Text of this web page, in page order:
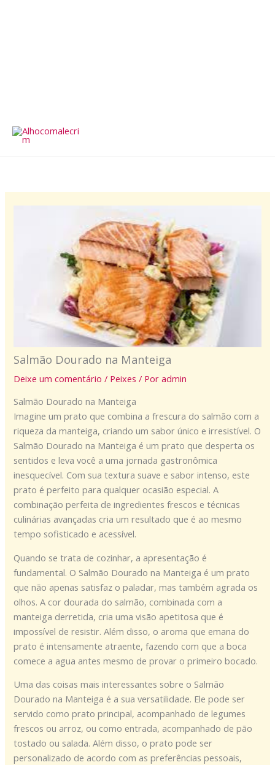
Salmão Dourado na Manteiga
Deixe um comentário / Peixes / Poradmin
Salmão Dourado na Manteiga
Imagine um prato que combina a frescura do salmão com a
riqueza da manteiga, criando um sabor único e irresistível. O
Salmão Dourado na Manteiga é um prato que desperta os
sentidos e leva você a uma jornada gastronômica
inesquecível. Com sua textura suave e sabor intenso, este
prato é perfeito para qualquer ocasião especial. A
combinação perfeita de ingredientes frescos e técnicas
culinárias avançadas cria um resultado que é ao mesmo
tempo sofisticado e acessível.
Quando se trata de cozinhar, a apresentação é
fundamental. O Salmão Dourado na Manteiga é um prato
que não apenas satisfaz o paladar, mas também agrada os
olhos. A cor dourada do salmão, combinada com a
manteiga derretida, cria uma visão apetitosa que é
impossível de resistir. Além disso, o aroma que emana do
prato é intensamente atraente, fazendo com que a boca
comece a agua antes mesmo de provar o primeiro bocado.
Uma das coisas mais interessantes sobre o Salmão
Dourado na Manteiga é a sua versatilidade. Ele pode ser
servido como prato principal, acompanhado de legumes
frescos ou arroz, ou como entrada, acompanhado de pão
tostado ou salada. Além disso, o prato pode ser
personalizado de acordo com as preferências pessoais,